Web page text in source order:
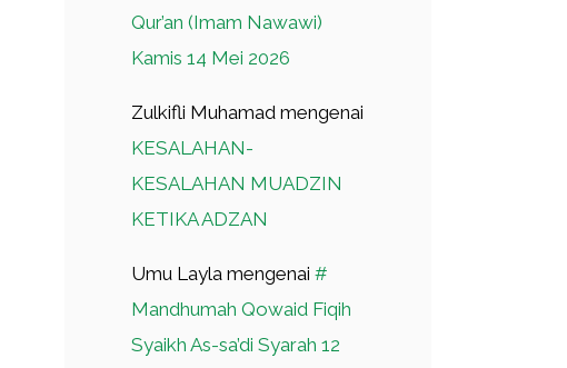
Qur’an (Imam Nawawi)
Kamis 14 Mei 2026
Zulkifli Muhamad mengenai
KESALAHAN-
KESALAHAN MUADZIN
KETIKA ADZAN
Umu Layla mengenai #
Mandhumah Qowaid Fiqih
Syaikh As-sa’di Syarah 12